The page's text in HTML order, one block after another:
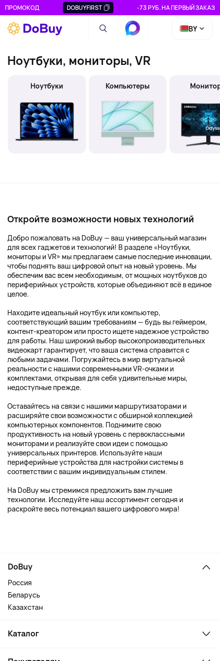
ПРОМОКОД DOBUYFIRST -73 РУБ. НА ПЕРВЫЙ ЗАКАЗ
BY
Ноутбуки, мониторы, VR
Ноутбуки Компьютеры
Откройте возможности новых технологий
Добро пожаловать на DoBuy — ваш универсальный магазин
для всех гаджетов и технологий! В разделе «Ноутбуки,
мониторы и VR» мы предлагаем самые последние инновации,
чтобы поднять ваш цифровой опыт на новый уровень. Мы
обеспечим вас всем необходимым, от мощных ноутбуков до
периферийных устройств, которые объединяют всё в единое
целое.
Находите идеальный ноутбук или компьютер,
соответствующий вашим требованиям — будь вы геймером,
контент-креатором или просто ищете надежное устройство
для работы. Наш широкий выбор высокопроизводительных
видеокарт гарантирует, что ваша система справится с
любыми задачами. Погружайтесь в мир виртуальной
реальности с нашими современными VR-очками и
комплектами, открывая для себя удивительные миры,
недоступные прежде.
Оставайтесь на связи с нашими маршрутизаторами и
расширяйте свои возможности с обширной коллекцией
компьютерных компонентов. Поднимите свою
продуктивность на новый уровень с первоклассными
мониторами и реализуйте свои идеи с помощью
универсальных принтеров. Используйте наши
периферийные устройства для настройки системы в
соответствии с вашим индивидуальным стилем.
На DoBuy мы стремимся предложить вам лучшие
технологии. Исследуйте наш ассортимент сегодня и
раскройте весь потенциал вашего цифрового мира!
DoBuy
Россия
Беларусь
Казахстан
Каталог